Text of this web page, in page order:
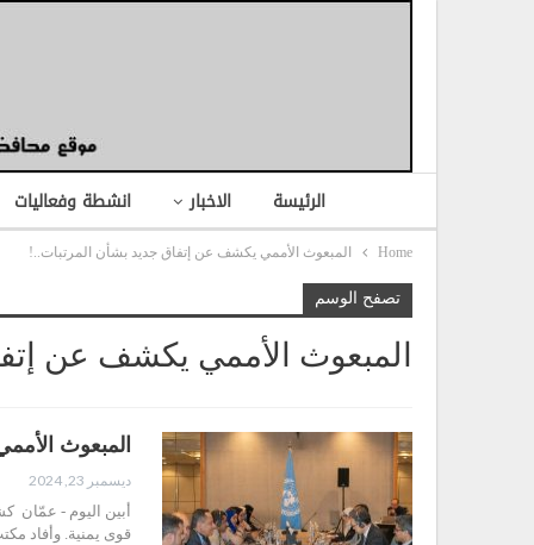
الرئيسة الاخبار انشطة وفعاليات
Home المبعوث الأممي يكشف عن إتفاق جديد بشأن المرتبات..!
تصفح الوسم
المبعوث الأممي يكشف عن
المبعوث
ديسمبر 23, 2024
أبين اليوم - عمّان
قوى يمنية. وأفاد